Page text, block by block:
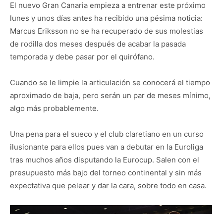
El nuevo Gran Canaria empieza a entrenar este próximo
lunes y unos días antes ha recibido una pésima noticia:
Marcus Eriksson no se ha recuperado de sus molestias
de rodilla dos meses después de acabar la pasada
temporada y debe pasar por el quirófano.
Cuando se le limpie la articulación se conocerá el tiempo
aproximado de baja, pero serán un par de meses mínimo,
algo más probablemente.
Una pena para el sueco y el club claretiano en un curso
ilusionante para ellos pues van a debutar en la Euroliga
tras muchos años disputando la Eurocup. Salen con el
presupuesto más bajo del torneo continental y sin más
expectativa que pelear y dar la cara, sobre todo en casa.